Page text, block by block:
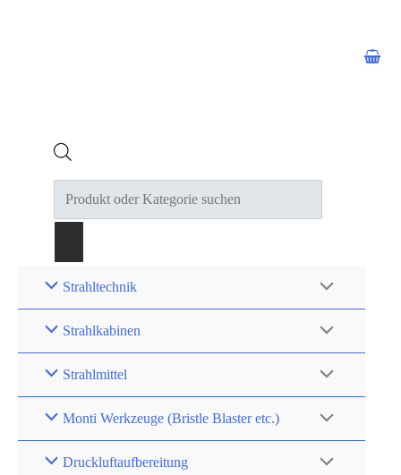
Products
Strahltechnik
Strahlkabinen
Strahlmittel
Monti Werkzeuge (Bristle Blaster etc.)
Druckluftaufbereitung